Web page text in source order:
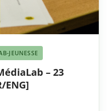
JEUNESSE
– 23
ENG]